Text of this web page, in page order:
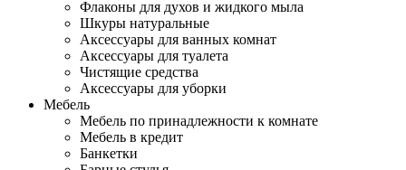
Флаконы для духов и жидкого мыла
Шкуры натуральные
Аксессуары для ванных комнат
Аксессуары для туалета
Чистящие средства
Аксессуары для уборки
Мебель
Мебель по принадлежности к комнате
Мебель в кредит
Банкетки